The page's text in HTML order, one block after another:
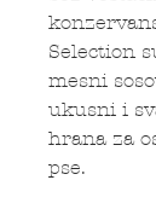
Selection
mesni
ukusni i
hrana za
pse.